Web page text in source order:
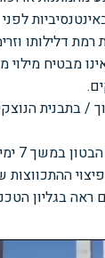
דלילותו
מבטיח
/ בתבנית
אשפרה
ההתכווצות
ראה בגליון